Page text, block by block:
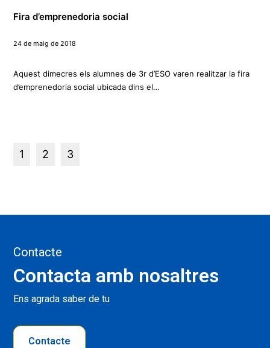
Fira d’emprenedoria social
24 de maig de 2018
Aquest dimecres els alumnes de 3r d’ESO varen realitzar la fira
d’emprenedoria social ubicada dins el…
1 2 3
Contacte
Contacta amb nosaltres
Ens agrada saber de tu
Contacte